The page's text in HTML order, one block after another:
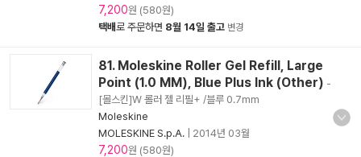
7,200원 (580원)
택배로 주문하면 8월 14일 출고 변경
81. Moleskine Roller Gel Refill, Large
Point (1.0 MM), Blue Plus Ink (Other) -
[몰스킨]W 롤러 젤 리필+ /블루 0.7mm
Moleskine
MOLESKINE S.p.A.
2014년 03월
7,200원 (580원)